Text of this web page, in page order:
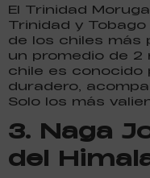
El Trinidad
Trinidad y
de los chiles más
un promedio de 2
chile es conocido
duradero,
Solo los más
3. Naga
del